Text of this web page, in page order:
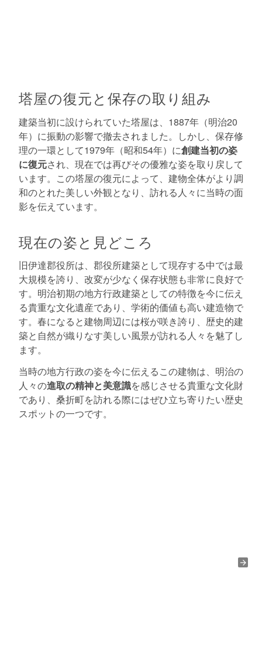
塔屋の復元と保存の取り組み
建築当初に設けられていた塔屋は、1887年（明治20
年）に振動の影響で撤去されました。しかし、保存修
理の一環として1979年（昭和54年）に創建当初の姿
に復元され、現在では再びその優雅な姿を取り戻して
います。この塔屋の復元によって、建物全体がより調
和のとれた美しい外観となり、訪れる人々に当時の面
影を伝えています。
現在の姿と見どころ
旧伊達郡役所は、郡役所建築として現存する中では最
大規模を誇り、改変が少なく保存状態も非常に良好で
す。明治初期の地方行政建築としての特徴を今に伝え
る貴重な文化遺産であり、学術的価値も高い建造物で
す。春になると建物周辺には桜が咲き誇り、歴史的建
築と自然が織りなす美しい風景が訪れる人々を魅了し
ます。
当時の地方行政の姿を今に伝えるこの建物は、明治の
人々の進取の精神と美意識を感じさせる貴重な文化財
であり、桑折町を訪れる際にはぜひ立ち寄りたい歴史
スポットの一つです。